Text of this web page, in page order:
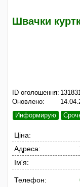
Швачки
ID оголошення:
Оновлено:
Информирую
Ціна:
Адреса:
Ім'я:
Телефон: